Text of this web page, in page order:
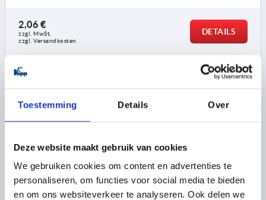
Toestemming Details Over
Deze website maakt gebruik van cookies
We gebruiken cookies om content en advertenties te
personaliseren, om functies voor social media te bieden
en om ons websiteverkeer te analyseren. Ook delen we
2,06 €
zzgl. MwSt.
zzgl. Versandkosten
DETAILS
K0190
BÜGELGRIFF, A=94, L=109, D=6,6, POLYAMID BLAU